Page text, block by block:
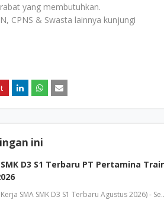
yang membutuhkan.
CPNS & Swasta lainnya kunjungi
ini
D3 S1 Terbaru PT Pertamina
SMA SMK D3 S1 Terbaru Agustus 2026) -